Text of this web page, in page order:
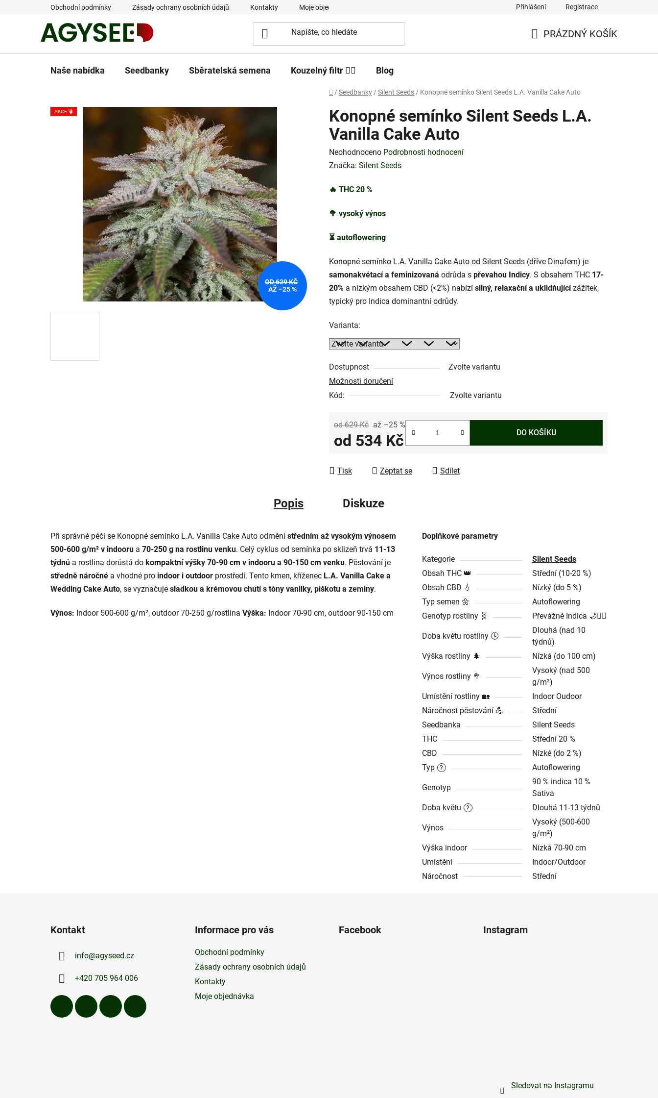
Obchodní podmínky Zásady ochrany osobních údajů Kontakty Moje objednávka Přihlášení Registrace
PRÁZDNÝ KOŠÍK
Naše nabídka Seedbanky Sběratelská semena Kouzelný filtr 🧙‍♂️ Blog
Domů
/ Seedbanky / Silent Seeds / Konopné semínko Silent Seeds L.A. Vanilla Cake Auto
Konopné semínko Silent Seeds L.A.
Vanilla Cake Auto
Průměrné
hodnocení
je
z
Neohodnoceno Podrobnosti hodnocení
Značka: Silent Seeds
🔥 THC 20 %
🥦 vysoký výnos
⏳ autoflowering
Konopné semínko L.A. Vanilla Cake Auto od Silent Seeds (dříve Dinafem) je
samonakvétací a feminizovaná odrůda s převahou Indicy. S obsahem THC 17-
20% a nízkým obsahem CBD (<2%) nabízí silný, relaxační a uklidňujícízážitek,
typický pro Indica dominantní odrůdy.
Varianta:
Dostupnost
Zvolte variantu
Možnosti doručení
Kód:
Zvolte variantu
od 629 Kč až –25 %
od 534 Kč DO KOŠÍKU
Tisk Zeptat se Sdílet
AKCE 💣
OD 629 KČ
AŽ –25 %
Popis Diskuze
Při správné péči se Konopné semínko L.A. Vanilla Cake Auto odmění středním až vysokým výnosem
500-600 g/m² v indooru a 70-250 g na rostlinu venku. Celý cyklus od semínka po sklizeň trvá 11-13
týdnů a rostlina dorůstá do kompaktní výšky 70-90 cm v indooru a 90-150 cm venku. Pěstování je
středně náročné a vhodné pro indoor i outdoor prostředí. Tento kmen, kříženec L.A. Vanilla Cake a
Wedding Cake Auto, se vyznačuje sladkou a krémovou chutí s tóny vanilky, piškotu a zeminy.
Výnos: Indoor 500-600 g/m², outdoor 70-250 g/rostlina Výška: Indoor 70-90 cm, outdoor 90-150 cm
Doplňkové parametry
Kategorie
Silent Seeds
Obsah THC 👑
Střední (10-20 %)
Obsah CBD 💧
Nízký (do 5 %)
Typ semen 🌼
Autoflowering
Genotyp rostliny 🧬
Převážně Indica 🌙🧘‍♂️
Doba květu rostliny 🕓
Dlouhá (nad 10
týdnů)
Výška rostliny 🌲
Nízká (do 100 cm)
Výnos rostliny 🥦
Vysoký (nad 500
g/m²)
Umístění rostliny 🏡
Indoor Oudoor
Náročnost pěstování 💪
Střední
Seedbanka
Silent Seeds
THC
Střední 20 %
CBD
Nízké (do 2 %)
?
Typ Autoflowering
Genotyp
90 % indica 10 %
Sativa
?
Doba květu Dlouhá 11-13 týdnů
Výnos
Vysoký (500-600
g/m²)
Výška indoor
Nízká 70-90 cm
Umístění
Indoor/Outdoor
Náročnost
Střední
Kontakt
info@agyseed.cz
+420 705 964 006
Informace pro vás
Obchodní podmínky
Zásady ochrany osobních údajů
Kontakty
Moje objednávka
Facebook Instagram
Sledovat na Instagramu